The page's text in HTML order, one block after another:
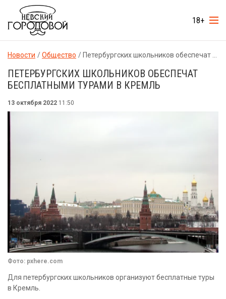
18+
Новости Общество Петербургских школьников обеспечат бесплатными турами в Кремль
ПЕТЕРБУРГСКИХ ШКОЛЬНИКОВ ОБЕСПЕЧАТ
БЕСПЛАТНЫМИ ТУРАМИ В КРЕМЛЬ
13 октября 2022 11:50
Фото: pxhere.com
Для петербургских школьников организуют бесплатные туры
в Кремль.